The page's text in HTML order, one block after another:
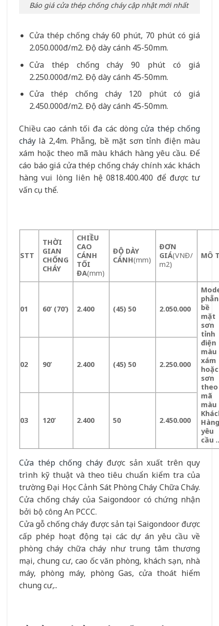
Báo giá cửa thép chống cháy cập nhật mới nhất
Cửa thép chống cháy 60 phút, 70 phút có giá
2.050.000đ/m2. Độ dày cánh 45-50mm.
Cửa thép chống cháy 90 phút có giá
2.250.000đ/m2. Độ dày cánh 45-50mm.
Cửa thép chống cháy 120 phút có giá
2.450.000đ/m2. Độ dày cánh 45-50mm.
Chiều cao cánh tối đa các dòngcửa thép chống
cháy là 2,4m. Phẵng, bề mặt sơn tỉnh điện màu
xám hoặc theo mã màu khách hàng yêu cầu. Để
cáo báo giá cửa thép chống cháy chính xác khách
hàng vui lòng liên hệ 0818.400.400 để được tư
vấn cụ thể.
STT
THỜI
GIAN
CHỐNG
CHÁY
CHIỀU
CAO
CÁNH
TỐI
ĐA(mm)
ĐỘ DÀY
CÁNH(mm)
ĐƠN
GIÁ(VNĐ/
m2)
MÔ
01 60’ (70’) 2.400 (45) 50 2.050.000
bề
mặt
sơn
tỉnh
điện
màu
xám
hoặc
sơn
theo
mã
màu
yêu
cầu
02 90’ 2.400 (45) 50 2.250.000
03 120’ 2.400 50 2.450.000
Cửa thép chống cháyđược sản xuất trên quy
trình kỹ thuật và theo tiêu chuẩn kiểm tra của
trường Đại Học Cảnh Sát Phòng Cháy Chữa Cháy.
Cửa chống cháy của Saigondoor có chứng nhận
bởi bộ công An PCCC.
Cửa gỗ chống cháy được sản tại Saigondoor được
cấp phép hoạt động tại các dự án yêu cầu về
phòng cháy chữa cháy như trung tâm thương
mại, chung cư, cao ốc văn phòng, khách sạn, nhà
máy, phòng máy, phòng Gas, cửa thoát hiểm
chung cư,..